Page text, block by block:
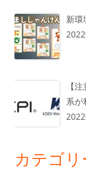
新環
【
系が
カテゴリ